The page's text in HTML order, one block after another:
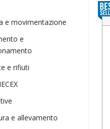
e movimentazione
e
e rifiuti
e allevamento